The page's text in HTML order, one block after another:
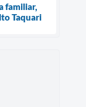
familiar,
Taquari